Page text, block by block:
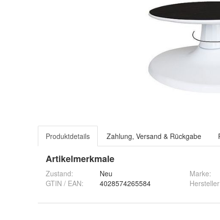
Produktdetails Zahlung, Versand & Rückgabe
Artikelmerkmale
Zustand:
Neu
GTIN / EAN:
4028574265584
Marke: